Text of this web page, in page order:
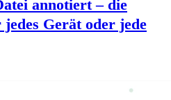
annotiert – die
Gerät oder jede